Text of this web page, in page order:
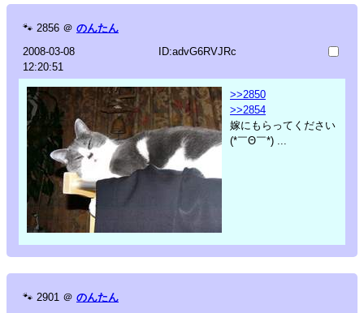
🐾 2856 ＠ のんたん
2008-03-08
12:20:51
ID:advG6RVJRc
>>2850
>>2854
嫁にもらってください
(*￣Θ￣*) ...
🐾 2901 ＠ のんたん